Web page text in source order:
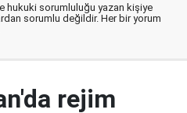
hukuki sorumluluğu yazan kişiye
sorumlu değildir. Her bir yorum
rejim